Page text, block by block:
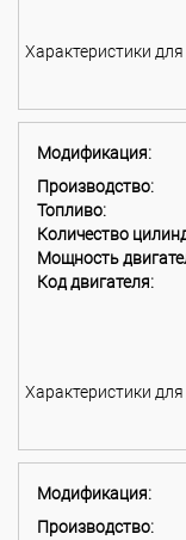
Характеристики
Модификация:
Производство:
Топливо:
Количество
Мощность
Код двигателя:
Характеристики
Модификация:
Производство: